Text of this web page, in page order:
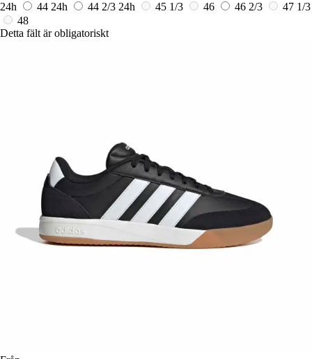
24h
44 24h 44 2/3 24h 45 1/3 46 46 2/3
47 1/3
48
Detta fält är obligatoriskt